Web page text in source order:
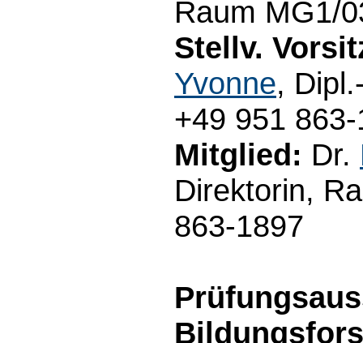
Raum MG1/
Stellv.
Yvonne,
+49 951
Mitglied: Dr.
Direktorin,
863-1897